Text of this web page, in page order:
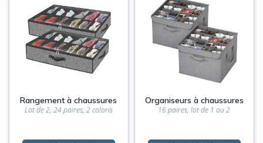
Rangement à chaussures
Lot de 2, 24 paires, 2 coloris
Organiseurs à chaussures
16 paires, lot de 1 ou 2